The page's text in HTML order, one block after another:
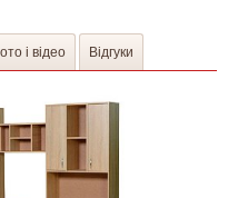
і відео Відгуки